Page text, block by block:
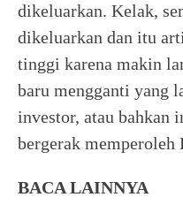
dikeluarkan. Kelak,
dikeluarkan dan itu
tinggi karena makin
baru mengganti yang
investor, atau bahkan
bergerak memperoleh
BACA LAINNYA